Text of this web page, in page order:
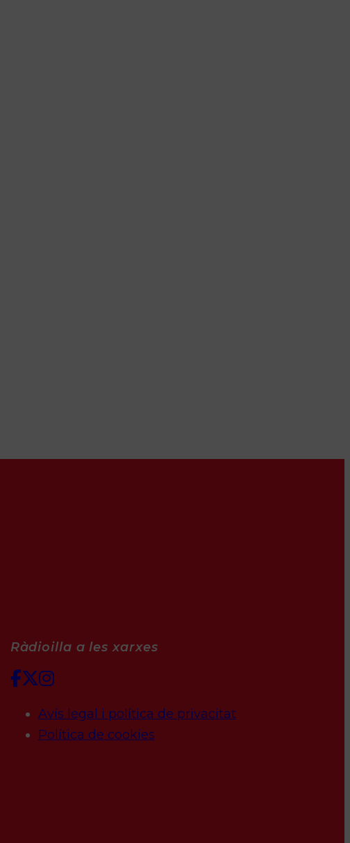
Ràdioilla a les xarxes
Avís legal i política de privacitat
Política de cookies